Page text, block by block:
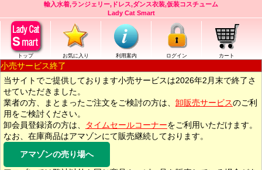
輸入水着,ランジェリー,ドレス,ダンス衣装,仮装コスチューム
Lady Cat Smart
トップ お気に入り 利用案内 ログイン カート
小売サービス終了
当サイトでご提供しております小売サービスは2026年2月末で終了さ
せていただきました。
業者の方、まとまったご注文をご検討の方は、 卸販売サービスのご利
用をご検討ください。
卸会員登録済の方は、
タイムセールコーナーをご利用いただけます。
なお、在庫商品はアマゾンにて販売継続しております。
アマゾンの売り場へ